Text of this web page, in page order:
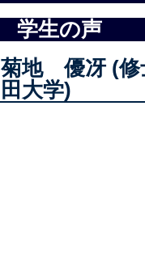
学生の声
菊地 優冴 (修
田大学)